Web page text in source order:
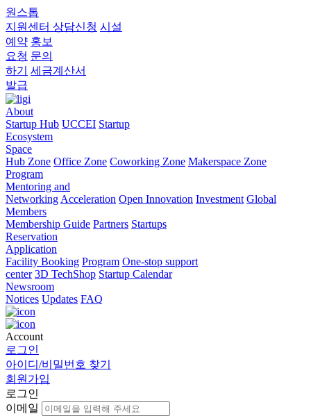
원스톱
지원센터 상담신청 시설
예약 홍보
요청 문의
하기
세금계산서
발급
About
Startup Hub UCCEI Startup
Ecosystem
Space
Hub Zone Office Zone Coworking Zone Makerspace Zone
Program
Mentoring and
Networking Acceleration Open Innovation Investment Global
Members
Membership Guide Partners Startups
Reservation
Application
Facility Booking Program One-stop support
center 3D TechShop Startup Calendar
Newsroom
Notices Updates FAQ
Account
로그인
아이디/비밀번호 찾기
회원가입
로그인
이메일